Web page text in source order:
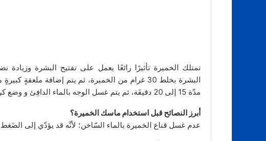
تمتلك الخميرة تأثيرًا رائعًا يعمل على تفتيح البشرة وزيادة
البشرة بخلط 30 غرام من الخميرة، ثم يتم إضافة
مدّة 15 إلى 20 دقيقَة، ثم يتم غسل الوجه بالماء الدافِئ و وضع كريم مرطّب على البشرة.
أبرز النصائح قبل استخدام ماسك الخميرة؟
عدم غسل قناع الخميرة بالماء السّاخن؛ لأنَّه قد يؤدّي إلى